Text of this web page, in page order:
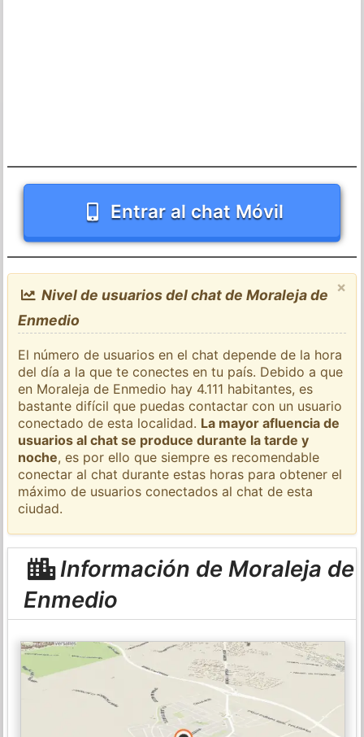
Entrar al chat Móvil
×
Nivel de usuarios del chat de Moraleja de
Enmedio
El número de usuarios en el chat depende de la hora
del día a la que te conectes en tu país. Debido a que
en Moraleja de Enmedio hay 4.111 habitantes, es
bastante difícil que puedas contactar con un usuario
conectado de esta localidad. La mayor afluencia de
usuarios al chat se produce durante la tarde y
noche, es por ello que siempre es recomendable
conectar al chat durante estas horas para obtener el
máximo de usuarios conectados al chat de esta
ciudad.
Información de Moraleja de
Enmedio